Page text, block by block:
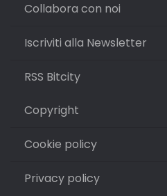
Collabora con noi
Iscriviti alla Newsletter
RSS Bitcity
Copyright
Cookie policy
Privacy policy